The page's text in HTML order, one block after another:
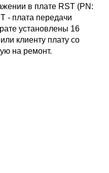
в плате RST (PN:
- плата передачи
установлены 16
клиенту плату со
на ремонт.